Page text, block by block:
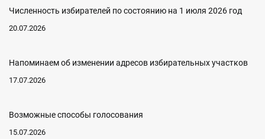
Численность избирателей по состоянию на 1 июля 2026 год
20.07.2026
Напоминаем об изменении адресов избирательных участков
17.07.2026
Возможные способы голосования
15.07.2026